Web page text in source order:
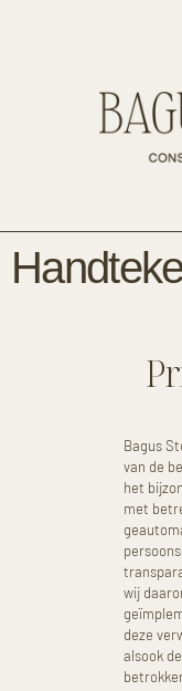
Bagus
van de
het
met
wij
deze
alsook